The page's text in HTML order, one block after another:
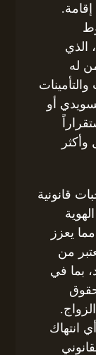
الذي
له
أو
وأكثر
قانونية
يعزز
من
بما في
انتهاك